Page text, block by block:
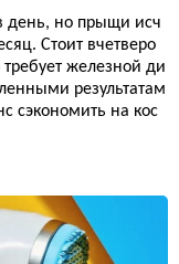
день, но прыщи исч
Стоит вчетверо
железной ди
результатам
сэкономить на кос